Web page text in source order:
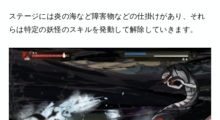
ステージには炎の海など障害物などの仕掛けがあり、それ
らは特定の妖怪のスキルを発動して解除していきます。